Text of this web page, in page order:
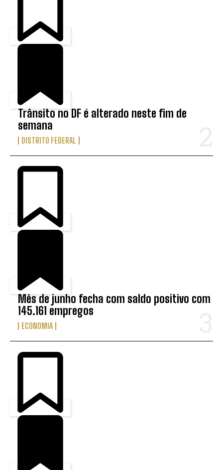
Trânsito no DF é alterado neste fim de
semana
DISTRITO FEDERAL
Mês de junho fecha com saldo positivo com
145.161 empregos
ECONOMIA